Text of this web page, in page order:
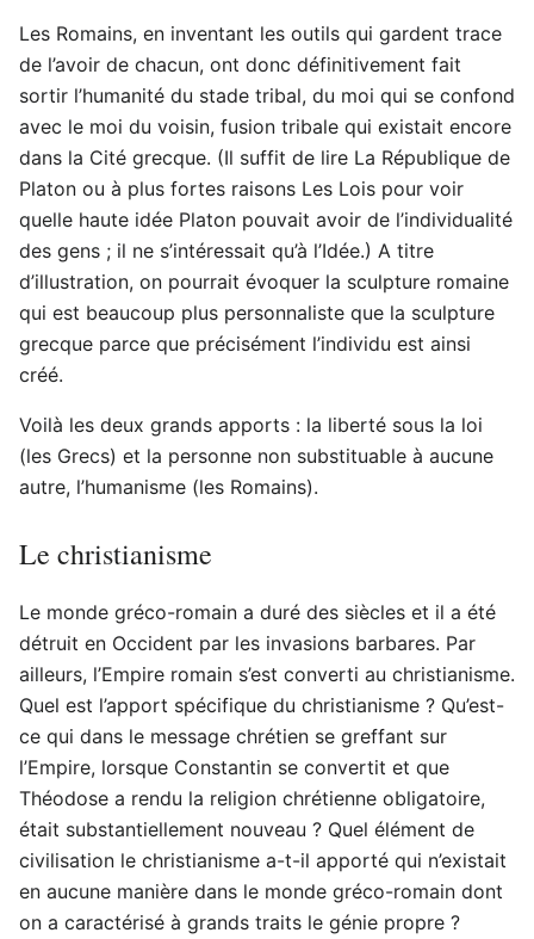
Les Romains, en inventant les outils qui gardent trace
de l’avoir de chacun, ont donc définitivement fait
sortir l’humanité du stade tribal, du moi qui se confond
avec le moi du voisin, fusion tribale qui existait encore
dans la Cité grecque. (Il suffit de lire La République de
Platon ou à plus fortes raisons Les Lois pour voir
quelle haute idée Platon pouvait avoir de l’individualité
des gens ; il ne s’intéressait qu’à l’Idée.) A titre
d’illustration, on pourrait évoquer la sculpture romaine
qui est beaucoup plus personnaliste que la sculpture
grecque parce que précisément l’individu est ainsi
créé.
Voilà les deux grands apports : la liberté sous la loi
(les Grecs) et la personne non substituable à aucune
autre, l’humanisme (les Romains).
Le christianisme
Le monde gréco-romain a duré des siècles et il a été
détruit en Occident par les invasions barbares. Par
ailleurs, l’Empire romain s’est converti au christianisme.
Quel est l’apport spécifique du christianisme ? Qu’est-
ce qui dans le message chrétien se greffant sur
l’Empire, lorsque Constantin se convertit et que
Théodose a rendu la religion chrétienne obligatoire,
était substantiellement nouveau ? Quel élément de
civilisation le christianisme a-t-il apporté qui n’existait
en aucune manière dans le monde gréco-romain dont
on a caractérisé à grands traits le génie propre ?